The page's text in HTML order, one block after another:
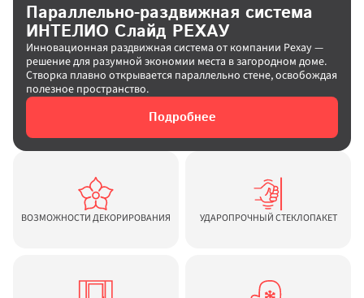
Параллельно-раздвижная система
ИНТЕЛИО Слайд РЕХАУ
Инновационная раздвижная система от компании Рехау —
решение для разумной экономии места в загородном доме.
Створка плавно открывается параллельно стене, освобождая
полезное пространство.
Подробнее
ВОЗМОЖНОСТИ ДЕКОРИРОВАНИЯ УДАРОПРОЧНЫЙ СТЕКЛОПАКЕТ